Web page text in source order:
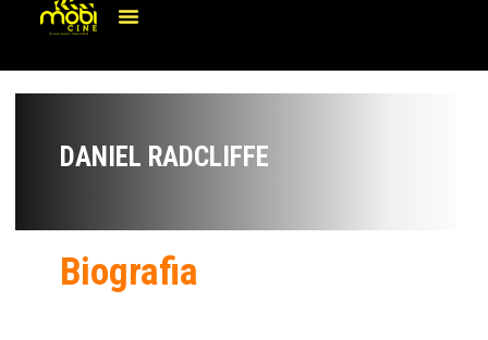
DANIEL RADCLIFFE
Biografia